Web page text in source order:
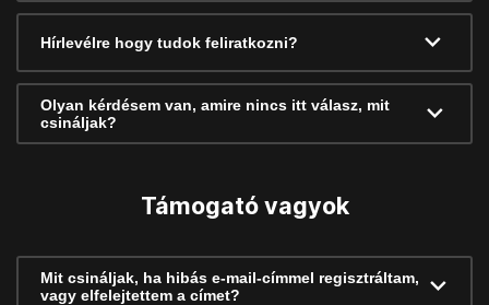
Hírlevélre hogy tudok feliratkozni?
Olyan kérdésem van, amire nincs itt válasz, mit
csináljak?
Támogató vagyok
Mit csináljak, ha hibás e-mail-címmel regisztráltam,
vagy elfelejtettem a címet?